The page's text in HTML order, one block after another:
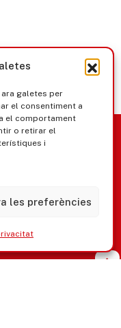
galetes per
el consentiment a
el comportament
o retirar el
i
les preferències